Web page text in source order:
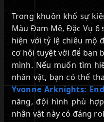
Trong khuôn khổ sự
Màu Đam Mê, Đặc Vụ 6
hiện với tỷ lệ chiêu mộ
cơ hội tuyệt vời để bạn
mình. Nếu muốn tìm
nhân vật, bạn có thể
Yvonne Arknights:
năng, đội hình phù
nhân vật này có đáng